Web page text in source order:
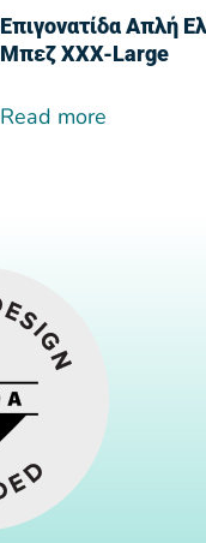
Επιγονατίδα Απλή
Μπεζ XXX-Large
Read more